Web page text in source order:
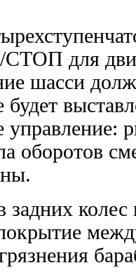
для
шасси
будет
оборотов
задних